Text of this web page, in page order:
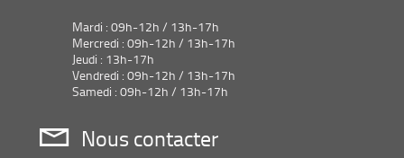
Mardi : 09h-12h / 13h-17h
Mercredi : 09h-12h / 13h-17h
Jeudi : 13h-17h
Vendredi : 09h-12h / 13h-17h
Samedi : 09h-12h / 13h-17h
Nous contacter